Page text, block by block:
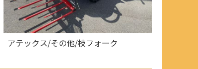
アテックス/その他/枝フォーク